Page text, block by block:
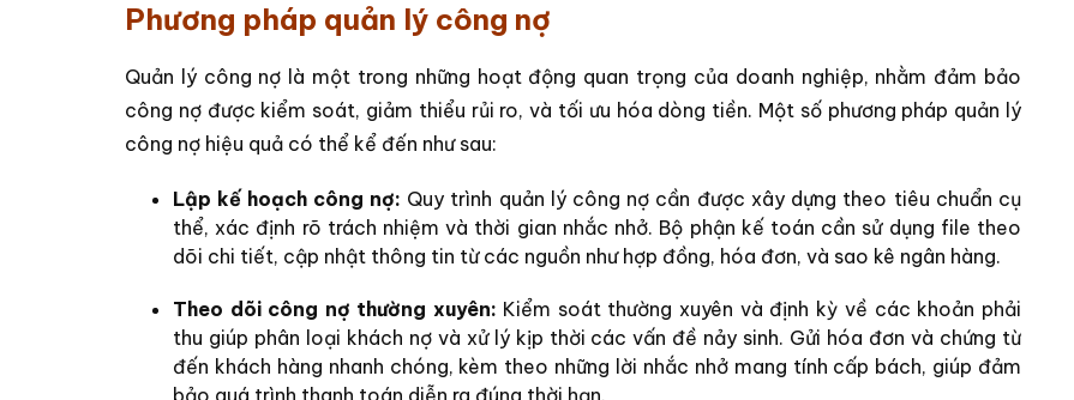
Phương pháp quản lý công nợ
Quản lý công nợ là một trong những hoạt động quan trọng của doanh nghiệp, nhằm đảm bảo
công nợ được kiểm soát, giảm thiểu rủi ro, và tối ưu hóa dòng tiền. Một số phương pháp quản lý
công nợ hiệu quả có thể kể đến như sau:
Lập kế hoạch công nợ: Quy trình quản lý công nợ cần được xây dựng theo tiêu chuẩn cụ
thể, xác định rõ trách nhiệm và thời gian nhắc nhở. Bộ phận kế toán cần sử dụng file theo
dõi chi tiết, cập nhật thông tin từ các nguồn như hợp đồng, hóa đơn, và sao kê ngân hàng.
Theo dõi công nợ thường xuyên: Kiểm soát thường xuyên và định kỳ về các khoản phải
thu giúp phân loại khách nợ và xử lý kịp thời các vấn đề nảy sinh. Gửi hóa đơn và chứng từ
đến khách hàng nhanh chóng, kèm theo những lời nhắc nhở mang tính cấp bách, giúp đảm